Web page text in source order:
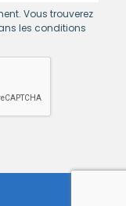
Vous trouverez
les conditions